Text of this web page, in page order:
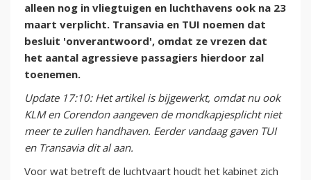
alleen nog in vliegtuigen en luchthavens ook na 23
maart verplicht. Transavia en TUI noemen dat
besluit 'onverantwoord', omdat ze vrezen dat
het aantal agressieve passagiers hierdoor zal
toenemen.
Update 17:10: Het artikel is bijgewerkt, omdat nu ook
KLM en Corendon aangeven de mondkapjesplicht niet
meer te zullen handhaven. Eerder vandaag gaven TUI
en Transavia dit al aan.
Voor wat betreft de luchtvaart houdt het kabinet zich